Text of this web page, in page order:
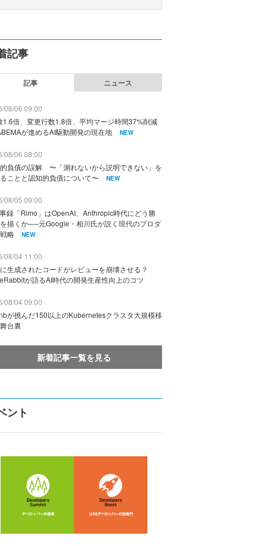
記事
記事 ニュース
08/06 09:00
1.6倍、変更行数1.8倍、平均マージ時間37%削減
が進めるAI駆動開発の現在地
NEW
08/06 08:00
負債の誤解 〜「測れないから説明できない」を
ことと認知的負債について〜
NEW
08/05 09:00
録「Rimo」はOpenAI、Anthropic時代にどう勝
描くか──元Google・相川氏が説く現代のプロダ
略
NEW
08/04 11:00
生成されたコードがレビューを崩壊させる？
が語るAI時代の開発生産性向上のコツ
08/04 09:00
が挑んだ150以上のKubernetesクラスタ大規模移
台裏
新着記事一覧を見る
ント